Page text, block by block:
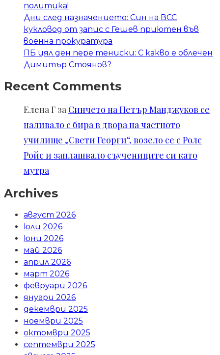
политика!
Дни след назначението: Син на ВСС
кукловод от запис с Гешев приютен във
военна прокуратура
ПБ цял ден пере тениски: С какво е облечен
Димитър Стоянов?
Recent Comments
Елена Г за Синчето на Петър Манджуков се
наливало с бира в двора на частното
училище „Свети Георги“, возело се с Ролс
Ройс и заплашвало съучениците си като
мутра
Archives
август 2026
юли 2026
юни 2026
май 2026
април 2026
март 2026
февруари 2026
януари 2026
декември 2025
ноември 2025
октомври 2025
септември 2025